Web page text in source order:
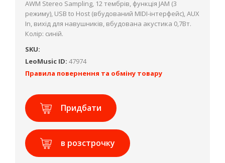
AWM Stereo Sampling, 12 тембрів, функція JAM (3
режиму), USB to Host (вбудований MIDI-інтерфейс), AUX
In, вихід для навушників, вбудована акустика 0,7Вт.
Колір: синій.
SKU:
LeoMusic ID: 47974
Правила повернення та обміну товару
Придбати
в розстрочку